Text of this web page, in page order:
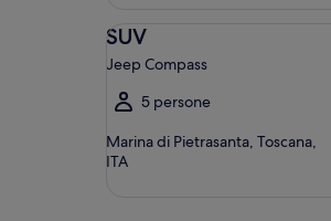
SUV
Jeep Compass
5 persone
Marina di Pietrasanta, Toscana,
ITA